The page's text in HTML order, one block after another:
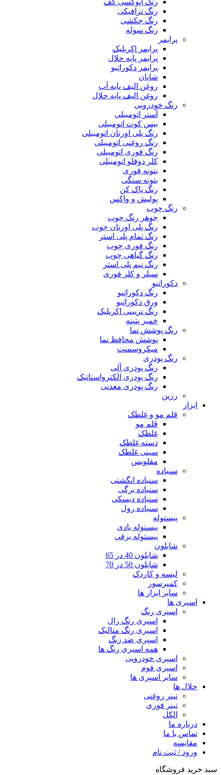
رنگ اپوکسی کف
رنگ ترافیکی
رنگ چکشی
رنگ سوله
پرایمر
پرایمر اکریلیک
پرایمر پایه حلال
پرایمر دکوراتیو
شاپان
روغن الیف پایه آب
روغن الیف پایه حلال
رنگ خودرویی
آستر اتومبیلی
بیس کوت اتومبیلی
رنگ پلی اورتان اتومبیلی
رنگ روغنی اتومبیلی
رنگ فوری اتومبیلی
کلر دوقلو اتومبیلی
بتونه فوری
بتونه سنگی
رنگ پاک کن
پولیش و واکس
رنگ چوب
جوهر رنگ چوب
رنگ پلی اورتان چوب
رنگ تمام پلی استر
رنگ فوری چوب
رنگ گیاهی چوب
رنگ نیم پلی استر
سیلر و کلر فوری
دکوراتیو
رنگ دکوراتیو
ورق دکوراتیو
رنگ تزیینی اکریلیک
خمیر پتینه
رنگ پوشش نما
پوشش محافظ نما
میکروسمنت
رنگ پودری
رنگ پودری آلی
رنگ پودری الکترواستاتیک
رنگ پودری معدنی
رزین
ابزار
قلم مو و غلطک
قلم مو
غلطک
دسته غلطک
سینی غلطک
مقلویس
سنباده
سنباده انگشتی
سنباده برگی
سنباده دیسکی
سنباده رول
پیستوله
پیستوله بادی
پیستوله برقی
شابلون
شابلون 40 در 65
شابلون 50 در 70
لیسه و کاردک
کمپرسور
سایر ابزار ها
اسپری ها
اسپری رنگ
اسپری رنگ رال
اسپری رنگ متالیک
اسپری ضد زنگ
همه اسپری رنگ ها
اسپری خودرویی
اسپری فوم
سایر اسپری ها
حلال ها
تینر روغنی
تینر فوری
الکل
درباره ما
تماس با ما
مقایسه
ورود / ثبت نام
سبد خرید فروشگاه